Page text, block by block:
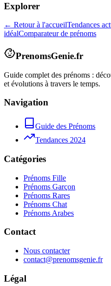
Explorer
← Retour à l'accueilTendances
idéalComparateur de prénoms
PrenomsGenie.fr
Guide complet des prénoms :
et évolutions à travers le temps.
Navigation
Guide des Prénoms
Tendances 2024
Catégories
Prénoms Fille
Prénoms Garçon
Prénoms Rares
Prénoms Chat
Prénoms Arabes
Contact
Nous contacter
contact@prenomsgenie.fr
Légal